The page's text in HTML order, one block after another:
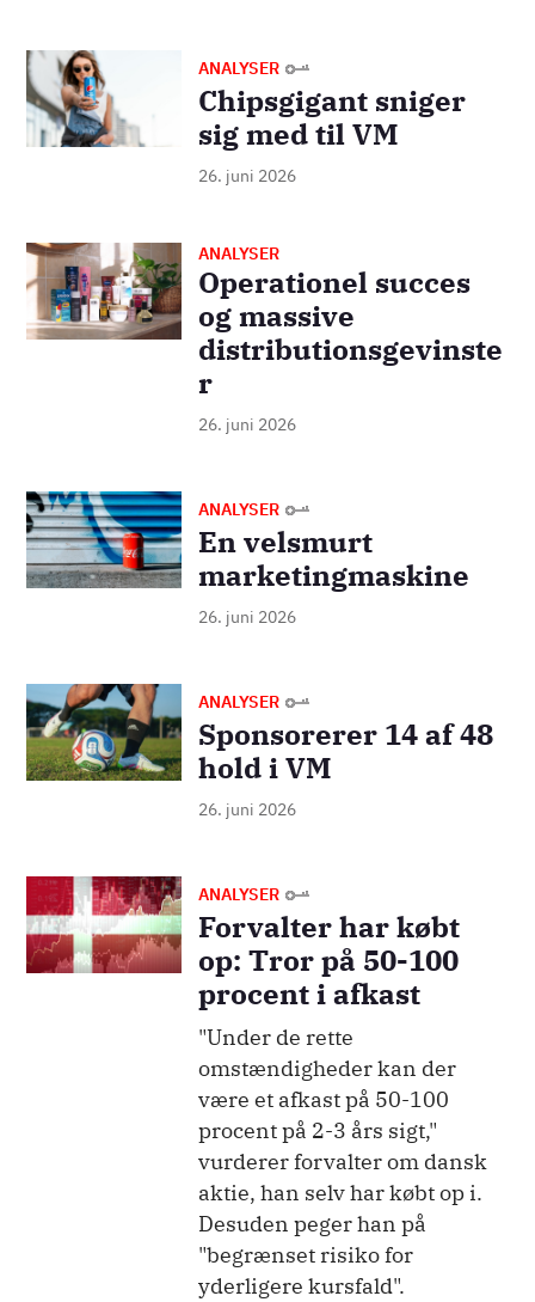
Billede ANALYSER
Chipsgigant sniger
sig med til VM
26. juni 2026
Billede ANALYSER
Operationel succes
og massive
distributionsgevinste
r
26. juni 2026
Billede ANALYSER
En velsmurt
marketingmaskine
26. juni 2026
Billede ANALYSER
Sponsorerer 14 af 48
hold i VM
26. juni 2026
Billede ANALYSER
Forvalter har købt
op: Tror på 50-100
procent i afkast
"Under de rette
omstændigheder kan der
være et afkast på 50-100
procent på 2-3 års sigt,"
vurderer forvalter om dansk
aktie, han selv har købt op i.
Desuden peger han på
"begrænset risiko for
yderligere kursfald".